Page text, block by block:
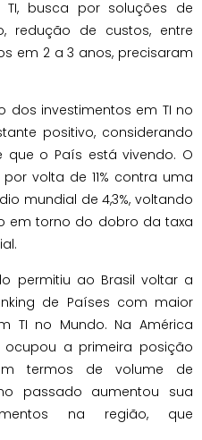
busca por soluções de
redução de custos, entre
em 2 a 3 anos, precisaram
dos investimentos em TI no
positivo, considerando
o País está vivendo. O
volta de 11% contra uma
mundial de 4,3%, voltando
em torno do dobro da taxa
permitiu ao Brasil voltar a
de Países com maior
TI no Mundo. Na América
ocupou a primeira posição
termos de volume de
passado aumentou sua
na região, que